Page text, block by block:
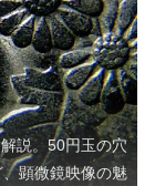
説。50円玉の穴
顕微鏡映像の魅